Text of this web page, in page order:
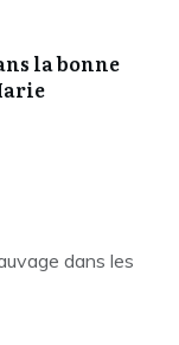
la bonne
dans les